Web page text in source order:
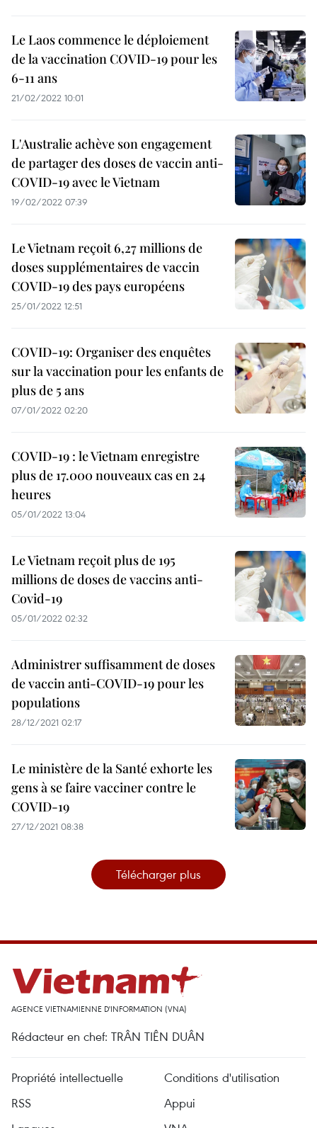
Le Laos commence le déploiement
de la vaccination COVID-19 pour les
6-11 ans
21/02/2022 10:01
L'Australie achève son engagement
de partager des doses de vaccin anti-
COVID-19 avec le Vietnam
19/02/2022 07:39
Le Vietnam reçoit 6,27 millions de
doses supplémentaires de vaccin
COVID-19 des pays européens
25/01/2022 12:51
COVID-19: Organiser des enquêtes
sur la vaccination pour les enfants de
plus de 5 ans
07/01/2022 02:20
COVID-19 : le Vietnam enregistre
plus de 17.000 nouveaux cas en 24
heures
05/01/2022 13:04
Le Vietnam reçoit plus de 195
millions de doses de vaccins anti-
Covid-19
05/01/2022 02:32
Administrer suffisamment de doses
de vaccin anti-COVID-19 pour les
populations
28/12/2021 02:17
Le ministère de la Santé exhorte les
gens à se faire vacciner contre le
COVID-19
27/12/2021 08:38
Télécharger plus
AGENCE VIETNAMIENNE D'INFORMATION (VNA)
Rédacteur en chef: TRÂN TIÊN DUÂN
Propriété intellectuelle
Conditions d'utilisation
RSS
Appui